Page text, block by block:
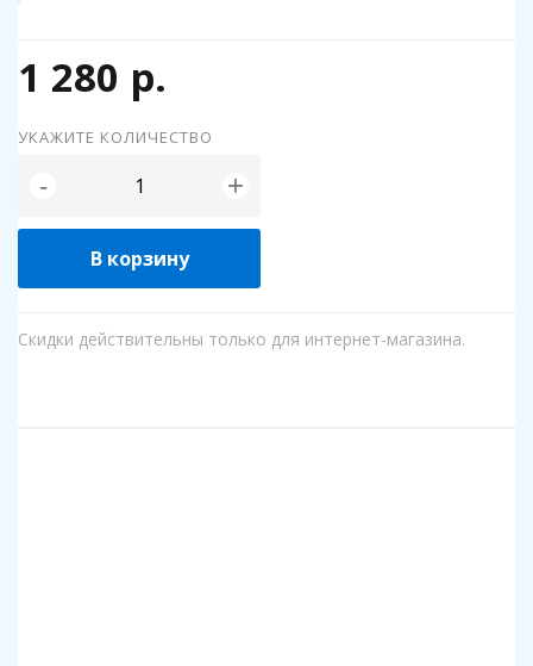
1 280 р.
УКАЖИТЕ КОЛИЧЕСТВО
- +
В корзину
Скидки действительны только для интернет-магазина.